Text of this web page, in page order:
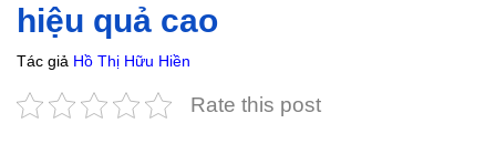
hiệu quả cao
Tác giả Hồ Thị Hữu Hiền
Rate this post